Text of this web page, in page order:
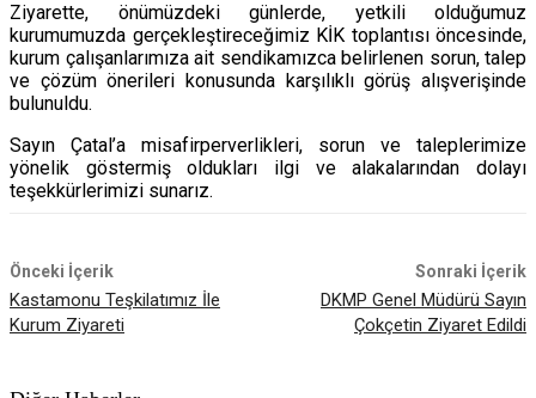
Ziyarette, önümüzdeki günlerde, yetkili olduğumuz
kurumumuzda gerçekleştireceğimiz KİK toplantısı öncesinde,
kurum çalışanlarımıza ait sendikamızca belirlenen sorun, talep
ve çözüm önerileri konusunda karşılıklı görüş alışverişinde
bulunuldu.
Sayın Çatal’a misafirperverlikleri, sorun ve taleplerimize
yönelik göstermiş oldukları ilgi ve alakalarından dolayı
teşekkürlerimizi sunarız.
Önceki İçerik
Kastamonu Teşkilatımız İle
Kurum Ziyareti
Sonraki İçerik
DKMP Genel Müdürü Sayın
Çokçetin Ziyaret Edildi